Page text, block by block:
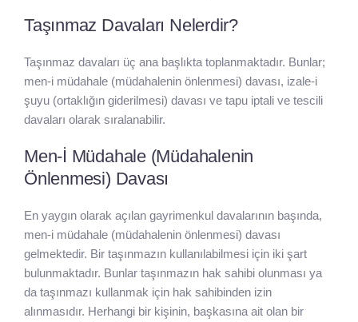
Taşınmaz Davaları Nelerdir?
Taşınmaz davaları üç ana başlıkta toplanmaktadır. Bunlar;
men-i müdahale (müdahalenin önlenmesi) davası, izale-i
şuyu (ortaklığın giderilmesi) davası ve tapu iptali ve tescili
davaları olarak sıralanabilir.
Men-İ Müdahale (Müdahalenin
Önlenmesi) Davası
En yaygın olarak açılan gayrimenkul davalarının başında,
men-i müdahale (müdahalenin önlenmesi) davası
gelmektedir. Bir taşınmazın kullanılabilmesi için iki şart
bulunmaktadır. Bunlar taşınmazın hak sahibi olunması ya
da taşınmazı kullanmak için hak sahibinden izin
alınmasıdır. Herhangi bir kişinin, başkasına ait olan bir